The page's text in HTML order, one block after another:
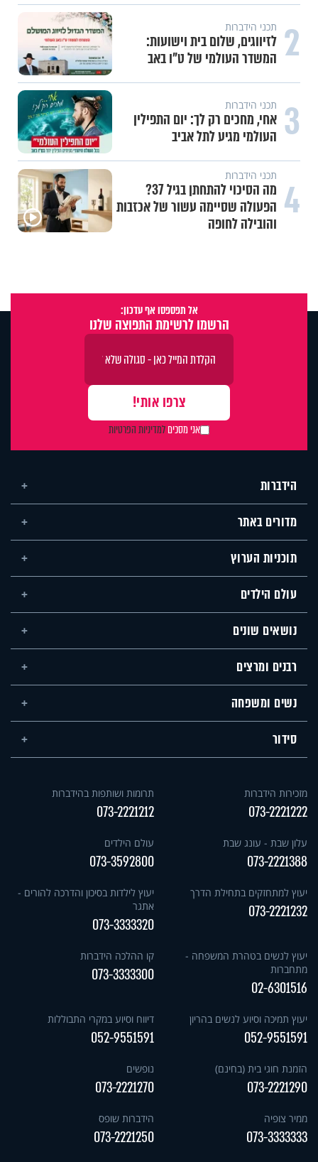
2 תכני הידברות
לזיווגים, שלום בית וישועות:
המשדר העולמי של ט"ו באב
3 תכני הידברות
אחי, מחכים רק לך: יום התפילין
העולמי מגיע לתל אביב
4 תכני הידברות
מה הסיכוי להתחתן בגיל 37?
הפעולה שסיימה עשור של אכזבות
והובילה לחופה
אל תפספסו אף עדכון:
הרשמו לרשימת התפוצה שלנו
אני מסכיםלמדיניות הפרטיות
הידברות
מדורים באתר
תוכניות הערוץ
עולם הילדים
נושאים שונים
רבנים ומרצים
נשים ומשפחה
סידור
מזכירות הידברות
073-2221222
תרומות ושותפות בהידברות
073-2221212
עלון שבת - עונג שבת
073-2221388
עולם הילדים
073-3592800
יעוץ למתחזקים בתחילת הדרך
073-2221232
יעוץ לילדות בסיכון והדרכה להורים -
אתגר
073-3333320
יעוץ לנשים בטהרת המשפחה -
מתחברות
02-6301516
קו ההלכה הידברות
073-3333300
יעוץ תמיכה וסיוע לנשים בהריון
052-9551591
דיווח וסיוע במקרי התבוללות
052-9551591
הזמנת חוגי בית (בחינם)
073-2221290
נופשים
073-2221270
ממיר צופיה
073-3333333
הידברות שופס
073-2221250